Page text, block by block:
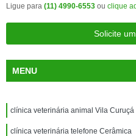
Ligue para (11) 4990-6553 ou clique
Solicite
MENU
clínica veterinária animal Vila Curuçá
clínica veterinária telefone Cerâmica